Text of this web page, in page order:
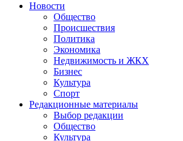
Новости
Общество
Происшествия
Политика
Экономика
Недвижимость и ЖКХ
Бизнес
Культура
Спорт
Редакционные материалы
Выбор редакции
Общество
Культура